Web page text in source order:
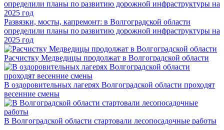
Развязки, мосты, капремонт: в Волгоградской области
определили планы по развитию дорожной инфраструктуры на
2025 год
Расчистку Медведицы продолжат в Волгоградской области
В оздоровительных лагерях Волгоградской области проходят
весенние смены
В Волгоградской области стартовали лесопосадочные работы